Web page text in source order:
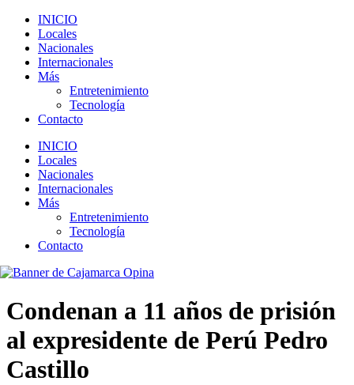
INICIO
Locales
Nacionales
Internacionales
Más
Entretenimiento
Tecnología
Contacto
INICIO
Locales
Nacionales
Internacionales
Más
Entretenimiento
Tecnología
Contacto
Condenan a 11 años de prisión
al expresidente de Perú Pedro
Castillo